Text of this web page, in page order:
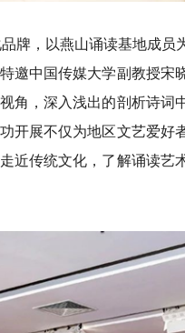
牌，以燕山诵读基地成
邀中国传媒大学副教授宋
角，深入浅出的剖析诗词
开展不仅为地区文艺爱好
近传统文化，了解诵读艺